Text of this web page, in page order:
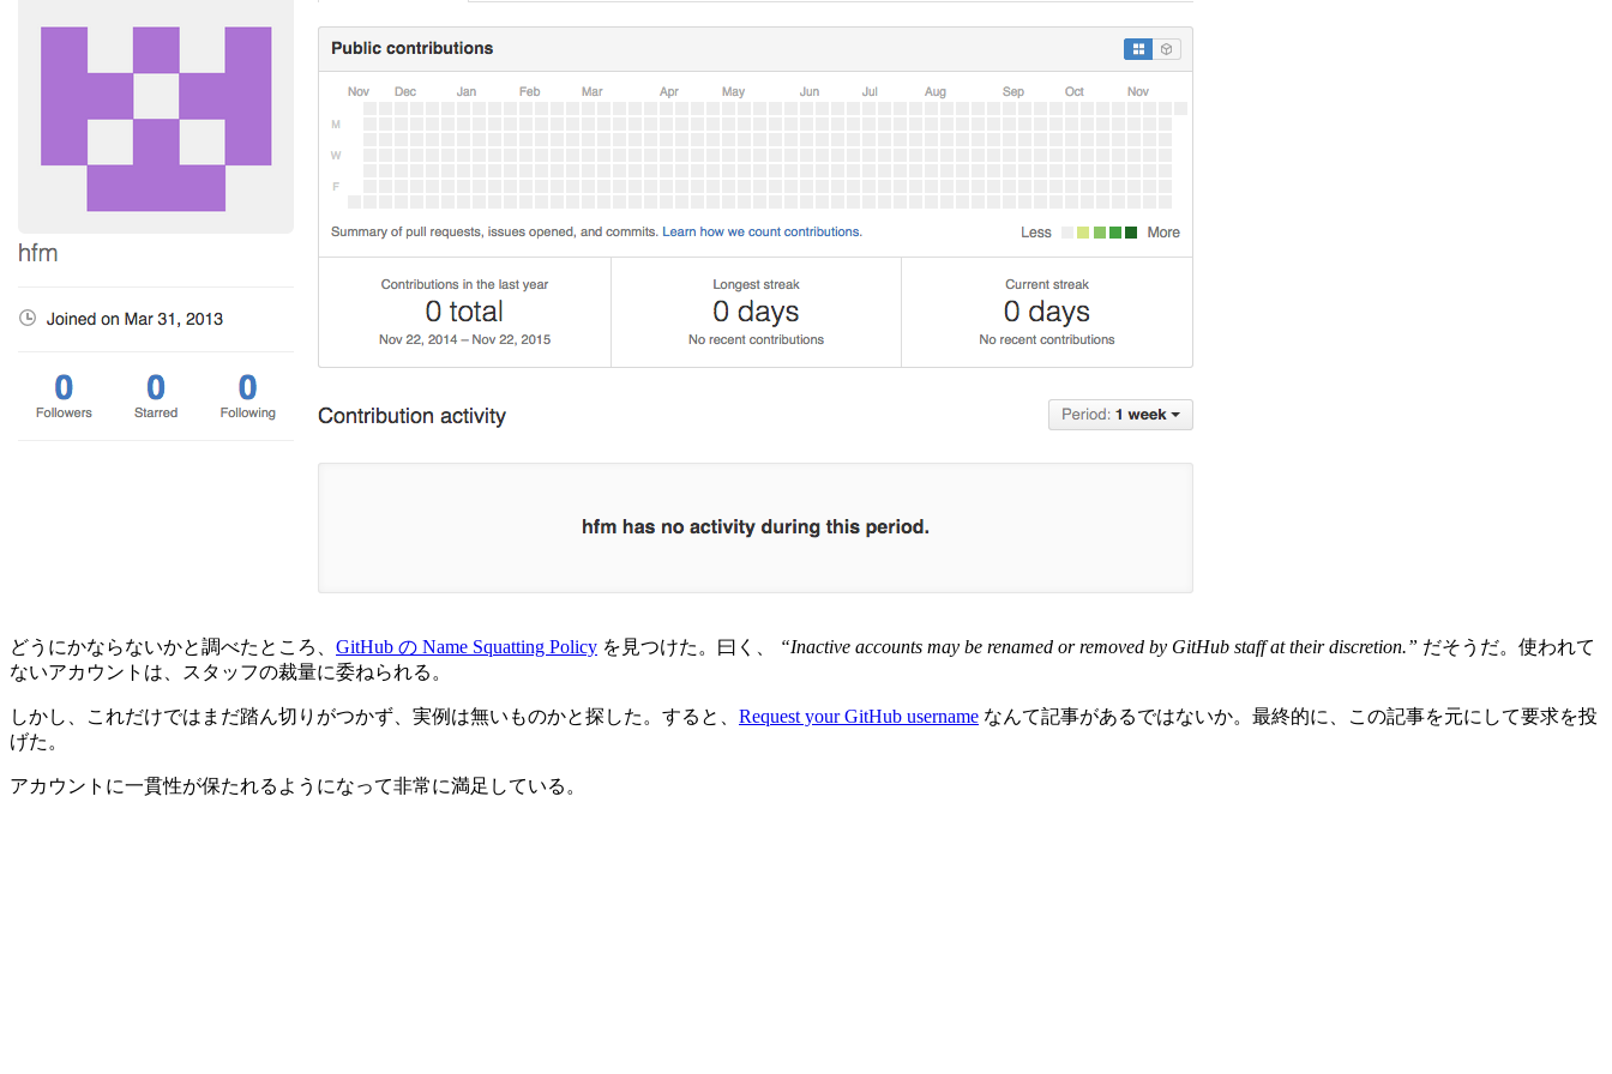
どうにかならないかと調べたところ、 GitHub の Name Squatting Policy を見つけた。曰く、 “Inactive accounts may be renamed or removed by GitHub staff at their discretion.” だそうだ。使われて
ないアカウントは、スタッフの裁量に委ねられる。
しかし、これだけではまだ踏ん切りがつかず、実例は無いものかと探した。すると、 Request your GitHub username なんて記事があるではないか。最終的に、この記事を元にして要求を投
げた。
アカウントに一貫性が保たれるようになって非常に満足している。